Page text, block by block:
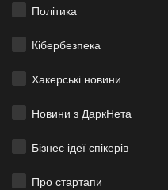
Політика
Кібербезпека
Хакерські новини
Новини з ДаркНета
Бізнес ідеї спікерів
Про стартапи